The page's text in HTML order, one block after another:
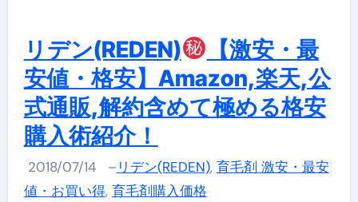
リデン(REDEN)
【激安・最
安値・格安】Amazon,楽天,公
式通販,解約含めて極める格安
購入術紹介！
2018/07/14 – リデン(REDEN), 育毛剤 激安・最安
値・お買い得, 育毛剤購入価格